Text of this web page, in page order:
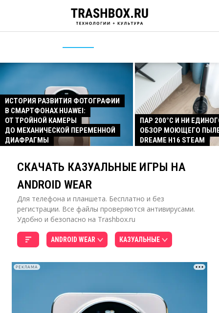
ИСТОРИЯ РАЗВИТИЯ ФОТОГРАФИИ
В СМАРТФОНАХ HUAWEI:
ОТ ТРОЙНОЙ КАМЕРЫ
ДО МЕХАНИЧЕСКОЙ ПЕРЕМЕННОЙ
ДИАФРАГМЫ
ПАР 200°C И НИ
ОБЗОР МОЮЩЕГО
DREAME H16 STEAM
СКАЧАТЬ КАЗУАЛЬНЫЕ ИГРЫ НА
ANDROID WEAR
Для телефона и планшета. Бесплатно и без
регистрации. Все файлы проверяются антивирусами.
Удобно и безопасно на Trashbox.ru
ANDROID WEAR КАЗУАЛЬНЫЕ
РЕКЛАМА